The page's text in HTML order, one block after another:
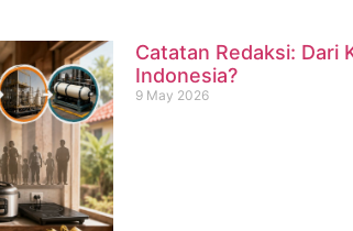
Catatan Redaksi: Dari
Indonesia?
9 May 2026